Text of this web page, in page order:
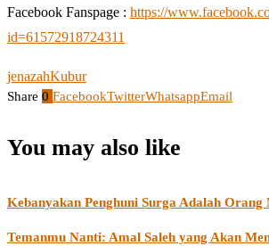
Facebook Fanspage : https://
id=61572918724311
jenazahKubur
Share 0 FacebookTwitterWhatsappEmail
You may also like
Kebanyakan Penghuni Surga Adalah Orang
Temanmu Nanti: Amal Saleh yang Akan